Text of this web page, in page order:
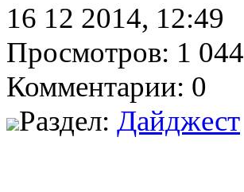
16 12 2014, 12:49
Просмотров: 1 044
Комментарии: 0
Раздел: Дайджест